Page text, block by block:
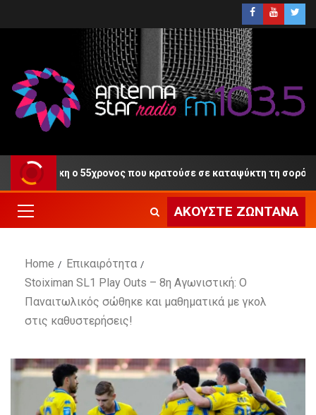
Δίκη ο 55χρονος που κρατούσε σε καταψύκτη τη σορό του
ΑΚΟΎΣΤΕ ΖΩΝΤΑΝΆ
Home
Επικαιρότητα
Stoiximan SL1 Play Outs – 8η Αγωνιστική: Ο
Παναιτωλικός σώθηκε και μαθηματικά με γκολ
στις καθυστερήσεις!